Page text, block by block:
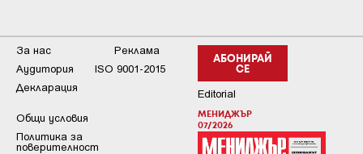
АБОНИРАЙ
СЕ
Editorial
МЕНИДЖЪР
07/2026
За нас
Реклама
Аудитория
ISO 9001-2015
Декларация
Общи условия
Пoлитикa зa
пoвepитeлнocт